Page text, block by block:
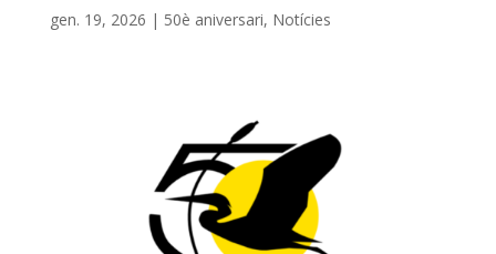
gen. 19, 2026 | 50è aniversari, Notícies